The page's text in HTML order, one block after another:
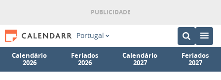
Portugal
Calendário
2026
Feriados
2026
Calendário
2027
Feriados
2027